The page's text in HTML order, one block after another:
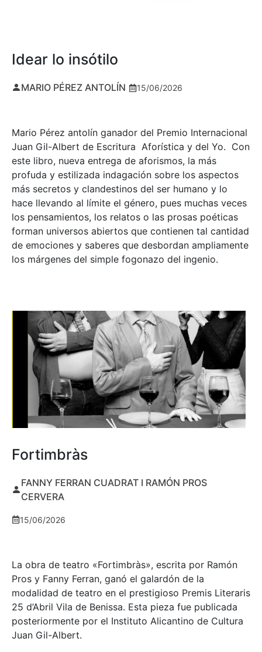
Idear lo insótilo
MARIO PÉREZ ANTOLÍN 15/06/2026
Mario Pérez antolín ganador del Premio Internacional
Juan Gil-Albert de Escritura Aforística y del Yo. Con
este libro, nueva entrega de aforismos, la más
profuda y estilizada indagación sobre los aspectos
más secretos y clandestinos del ser humano y lo
hace llevando al límite el género, pues muchas veces
los pensamientos, los relatos o las prosas poéticas
forman universos abiertos que contienen tal cantidad
de emociones y saberes que desbordan ampliamente
los márgenes del simple fogonazo del ingenio.
Fortimbràs
FANNY FERRAN CUADRAT I RAMÓN PROS
CERVERA
15/06/2026
La obra de teatro «Fortimbràs», escrita por Ramón
Pros y Fanny Ferran, ganó el galardón de la
modalidad de teatro en el prestigioso Premis Literaris
25 d’Abril Vila de Benissa. Esta pieza fue publicada
posteriormente por el Instituto Alicantino de Cultura
Juan Gil-Albert.